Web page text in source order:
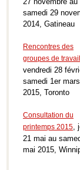
samedi 29
2014, Gatineau
Rencontres des
groupes de travail
vendredi 28
samedi 1er mars
2015, Toronto
Consultation du
printemps 2015,
21 mai au
mai 2015,